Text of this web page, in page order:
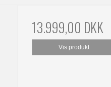
13.999,00 DKK
Vis produkt